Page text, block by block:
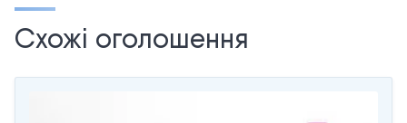
Схожі оголошення